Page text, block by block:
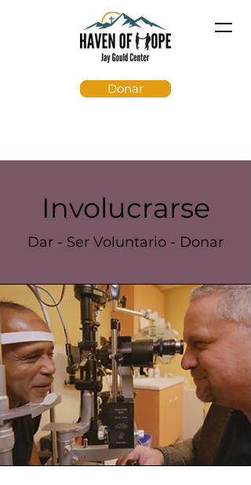
Donar
Involucrarse
Dar - Ser Voluntario - Donar